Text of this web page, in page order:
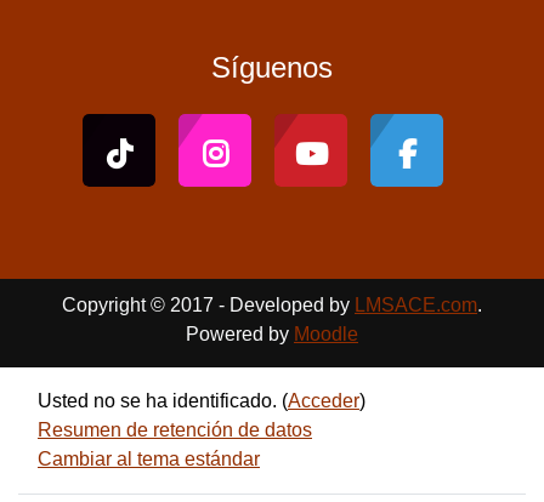
Síguenos
Copyright © 2017 - Developed by LMSACE.com.
Powered by Moodle
Usted no se ha identificado. (Acceder)
Resumen de retención de datos
Cambiar al tema estándar